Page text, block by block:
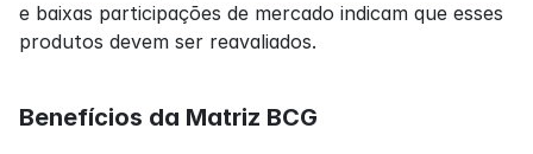
e baixas participações de mercado indicam que esses
produtos devem ser reavaliados.
Benefícios da Matriz BCG